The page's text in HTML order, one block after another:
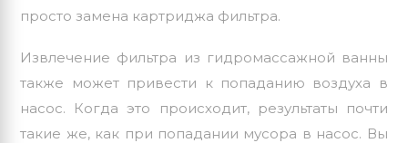
просто замена картриджа фильтра.
Извлечение фильтра из гидромассажной ванны
также может привести к попаданию воздуха в
насос. Когда это происходит, результаты почти
такие же, как при попадании мусора в насос. Вы